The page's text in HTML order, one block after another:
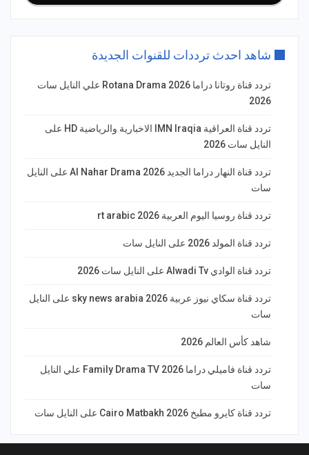
شاهد احدث ترددات للقنوات الجديدة
تردد قناة روتانا دراما Rotana Drama 2026 علي النايل سات
2026
تردد قناة العراقية IMN Iraqia الاخبارية والرياضية HD على
النايل سات 2026
تردد قناة النهار دراما الجديد 2026 Al Nahar Drama على النايل
سات
تردد قناة روسيا اليوم العربية rt arabic 2026
تردد قناة المولد 2026 على النايل سات
تردد قناة الوادي Alwadi Tv على النايل سات 2026
تردد قناة سكاي نيوز عربية 2026 sky news arabia على النايل
سات
شاهد كأس العالم 2026
تردد قناة فاميلي دراما Family Drama TV 2026 علي النايل
سات
تردد قناة كايرو مطبخ 2026 Cairo Matbakh على النايل سات